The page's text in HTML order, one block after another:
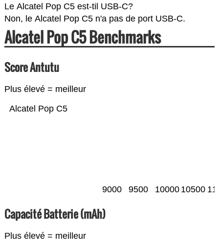
Le Alcatel Pop C5 est-til USB-C?
Non, le Alcatel Pop C5 n'a pas de port USB-C.
Alcatel Pop C5 Benchmarks
Score Antutu
Plus élevé = meilleur
Alcatel Pop C5
9000 9500 10000 10500
Capacité Batterie (mAh)
Plus élevé = meilleur